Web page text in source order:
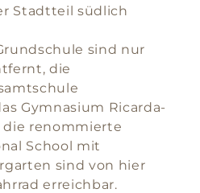
Stadtteil südlich
sind nur
die
Gymnasium Ricarda-
die renommierte
School mit
sind von hier
erreichbar.